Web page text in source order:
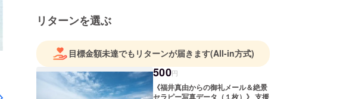
リターンを選ぶ
目標金額未達でもリターンが届きます(All-in方式)
500円
《福井真由からの御礼メール＆絶景
セラピー写真データ（１枚）》 支援